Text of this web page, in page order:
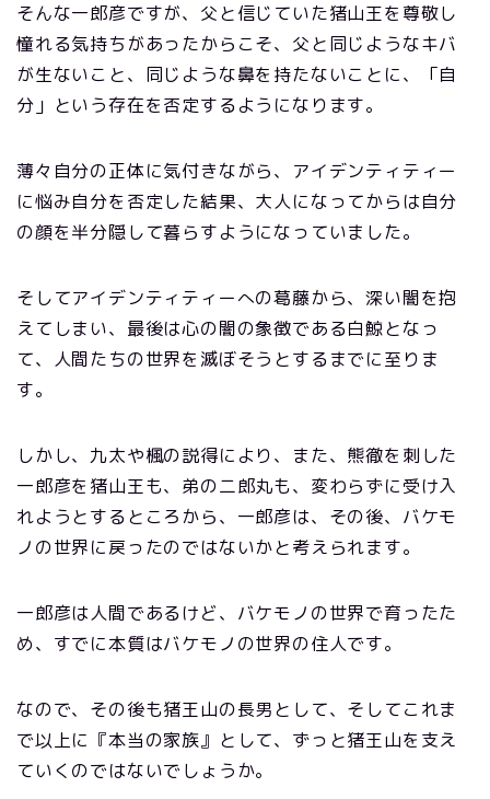
そんな一郎彦ですが、父と信じていた猪山王を尊敬し
憧れる気持ちがあったからこそ、父と同じようなキバ
が生ないこと、同じような鼻を持たないことに、「自
分」という存在を否定するようになります。
薄々自分の正体に気付きながら、アイデンティティー
に悩み自分を否定した結果、大人になってからは自分
の顔を半分隠して暮らすようになっていました。
そしてアイデンティティーへの葛藤から、深い闇を抱
えてしまい、最後は心の闇の象徴である白鯨となっ
て、人間たちの世界を滅ぼそうとするまでに至りま
す。
しかし、九太や楓の説得により、また、熊徹を刺した
一郎彦を猪山王も、弟の二郎丸も、変わらずに受け入
れようとするところから、一郎彦は、その後、バケモ
ノの世界に戻ったのではないかと考えられます。
一郎彦は人間であるけど、バケモノの世界で育ったた
め、すでに本質はバケモノの世界の住人です。
なので、その後も猪王山の長男として、そしてこれま
で以上に『本当の家族』として、ずっと猪王山を支え
ていくのではないでしょうか。